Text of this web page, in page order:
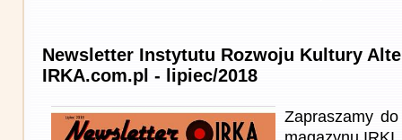
Newsletter Instytutu Rozwoju Kultury
IRKA.com.pl - lipiec/2018
Zapraszamy